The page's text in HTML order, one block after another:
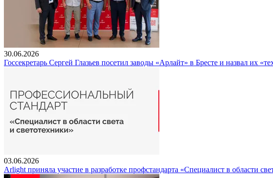
30.06.2026
Госсекретарь Сергей Глазьев посетил заводы «Арлайт» в Бресте и назвал их
03.06.2026
Arlight приняла участие в разработке профстандарта «Специалист в области